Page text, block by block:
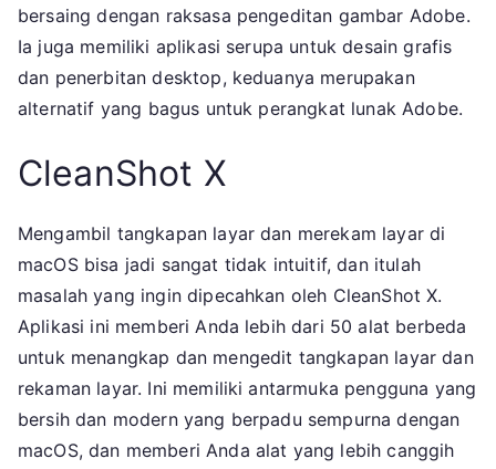
bersaing dengan raksasa pengeditan gambar Adobe.
Ia juga memiliki aplikasi serupa untuk desain grafis
dan penerbitan desktop, keduanya merupakan
alternatif yang bagus untuk perangkat lunak Adobe.
CleanShot X
Mengambil tangkapan layar dan merekam layar di
macOS bisa jadi sangat tidak intuitif, dan itulah
masalah yang ingin dipecahkan oleh CleanShot X.
Aplikasi ini memberi Anda lebih dari 50 alat berbeda
untuk menangkap dan mengedit tangkapan layar dan
rekaman layar. Ini memiliki antarmuka pengguna yang
bersih dan modern yang berpadu sempurna dengan
macOS, dan memberi Anda alat yang lebih canggih